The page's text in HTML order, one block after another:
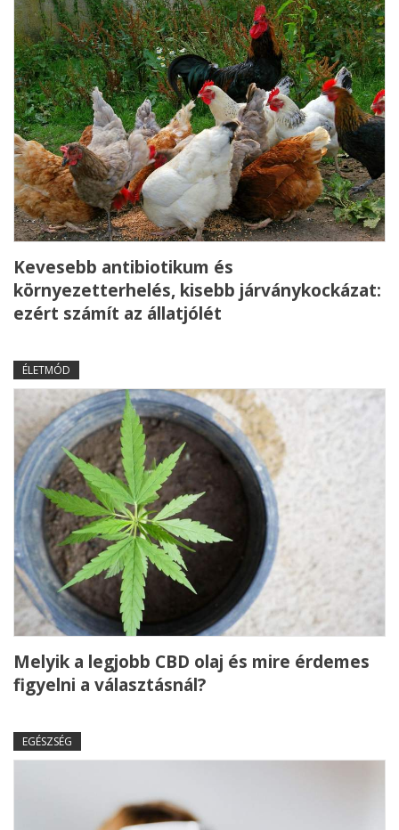
Kevesebb antibiotikum és
környezetterhelés, kisebb járványkockázat:
ezért számít az állatjólét
ÉLETMÓD
Melyik a legjobb CBD olaj és mire érdemes
figyelni a választásnál?
EGÉSZSÉG